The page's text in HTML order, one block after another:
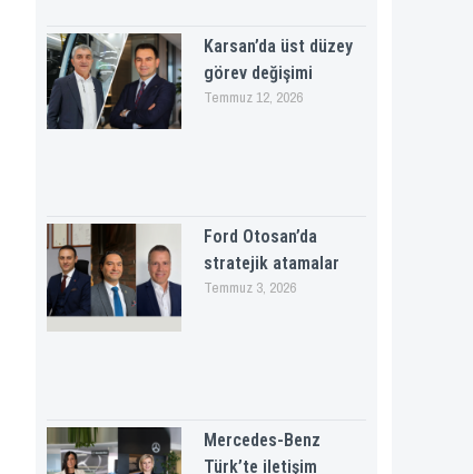
Karsan’da üst düzey
görev değişimi
Temmuz 12, 2026
Ford Otosan’da
stratejik atamalar
Temmuz 3, 2026
Mercedes-Benz
Türk’te iletişim